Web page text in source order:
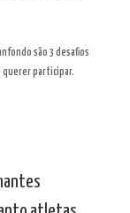
são 3 desafios
querer participar.